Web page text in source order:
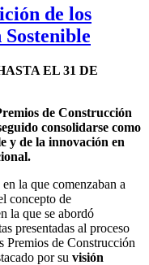
de los
EL 31 DE
de Construcción
consolidarse como
y de la innovación en
en la que comenzaban a
concepto de
la que se abordó
presentadas al proceso
Premios de Construcción
por su visión